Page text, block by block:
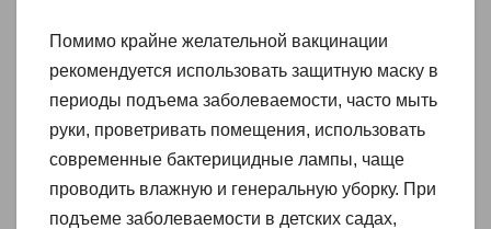
Помимо крайне желательной вакцинации
рекомендуется использовать защитную маску в
периоды подъема заболеваемости, часто мыть
руки, проветривать помещения, использовать
современные бактерицидные лампы, чаще
проводить влажную и генеральную уборку. При
подъеме заболеваемости в детских садах,